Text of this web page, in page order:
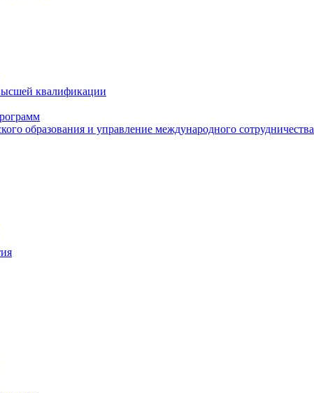
квалификации
образования и управление международного сотрудничества